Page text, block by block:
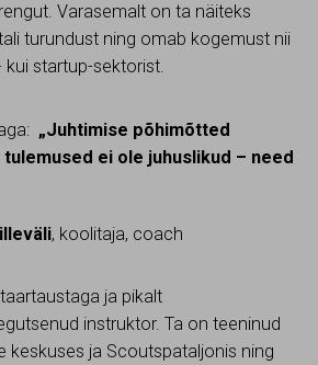
Varasemalt on ta näiteks
turundust ning omab kogemust nii
kui startup-sektorist.
„Juhtimise põhimõtted
tulemused ei ole juhuslikud – need
, koolitaja, coach
ja pikalt
instruktor. Ta on teeninud
keskuses ja Scoutspataljonis ning